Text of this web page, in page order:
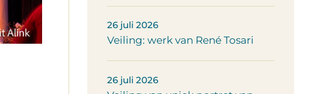
26 juli 2026
Veiling: werk van René Tosari
26 juli 2026